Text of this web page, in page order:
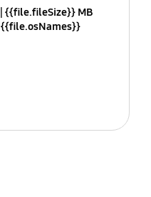
{{file.fileSize}} MB
{{file.osNames}}